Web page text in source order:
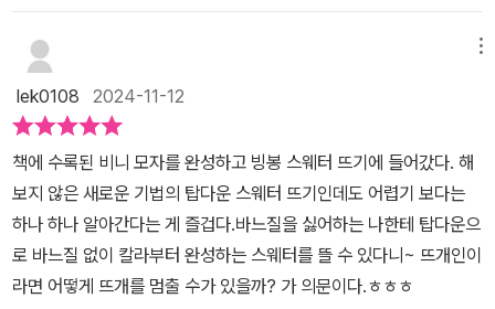
도 온몸이 아프고 정신없을것같아서 병원서 냅다 입혀봤어요. 요 어
깨선 보이시나요?? 연희베스트에서 보여주는 앞판과 뒷판연결기법
~~이 책에서 작품을 보다보면 음… 이렇게 떴겠지?? 라고 생각하며
보는데 전혀다른 기법이 나와서 깜놀!! 그리고 이렇게도 적용시킬수
있구나!! 라며 감탄했었어요. 요런 숨은 꿀팁들은 잘 기억했다 다른거
만들때도 적용하면 좋을것같아요^^온갖 버라이어티한 상황에서도 꿋
꿋이 완성했어요 ㅋㅋㅋㅋㅋㅋ 쉽고 질리지않고 예쁜 뜨개에 김대리
의 취향니트 추천합니다~~~^^​#김대리의취향니트 #뜨개책 #웅진
게,첨 떠봤는데, 소매 뜨는 것 넘 재밌었어요!빙봉스웨터도 예쁘더라
구요.책을 보는법을 잘 설명해줘서,순서대로 활용해서 작품 만드시면
됩니다.​무엇보다 작품마다 QR코드가 있어서거기서 도안오류 정오표
확인과사용되는 기법 영상 링크마지막에 채팅으로 질문까지 할 수 있
어서​정말 편했어요!중간 중간 김대리님의 에세이도 실려있어서읽는
재미까지 더했어요.​뜨개가 쉬워지는 팁이나 사용된 기법 소개도알찼
고요.캐시미어실이랑 앙고라실 램스울 합사해서게이지가 도안과 동
일하게 나왔구요!​M사이즈를 떴어요.작품별로 사이즈 선택에 대해서
자세히 알려줘서사이즈 고르기 좋았어요.빙봉스웨터나 플랫베리는
여유분을 많이 주더라구요~벤쿠버스웨터의 포인트는 소매산!초보자
lek0108 2024-11-12
책에 수록된 비니 모자를 완성하고 빙봉 스웨터 뜨기에 들어갔다. 해
보지 않은 새로운 기법의 탑다운 스웨터 뜨기인데도 어렵기 보다는
하나 하나 알아간다는 게 즐겁다.바느질을 싫어하는 나한테 탑다운으
로 바느질 없이 칼라부터 완성하는 스웨터를 뜰 수 있다니~ 뜨개인이
라면 어떻게 뜨개를 멈출 수가 있을까? 가 의문이다.ㅎㅎㅎ​